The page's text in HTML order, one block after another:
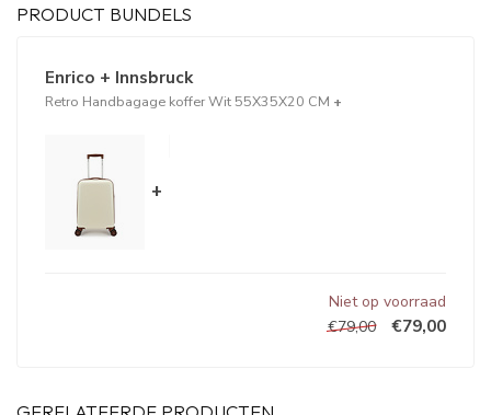
PRODUCT BUNDELS
Enrico + Innsbruck
Retro Handbagage koffer Wit 55X35X20 CM +
+
Niet op voorraad
€79,00
€79,00